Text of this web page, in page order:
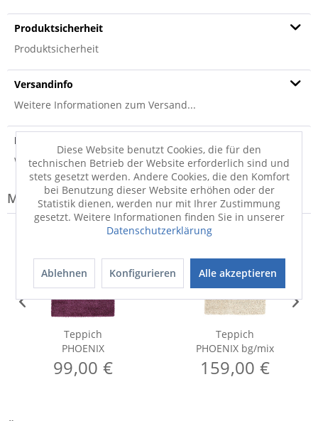
Produktsicherheit
Produktsicherheit
Versandinfo
Weitere Informationen zum Versand...
Hersteller
Weitere Informationen zum Hersteller...
Modell-Familie: PHOENIX
Teppich
PHOENIX
99,00 €
Teppich
PHOENIX bg/mix
159,00 €
Diese Website benutzt Cookies, die für den
technischen Betrieb der Website erforderlich sind und
stets gesetzt werden. Andere Cookies, die den Komfort
bei Benutzung dieser Website erhöhen oder der
Statistik dienen, werden nur mit Ihrer Zustimmung
gesetzt. Weitere Informationen finden Sie in unserer
Datenschutzerklärung
Ablehnen Konfigurieren Alle akzeptieren